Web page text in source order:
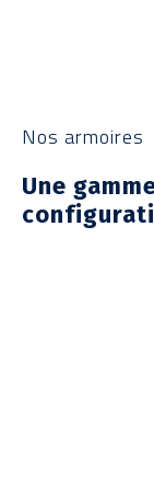
Nos armoires
Une